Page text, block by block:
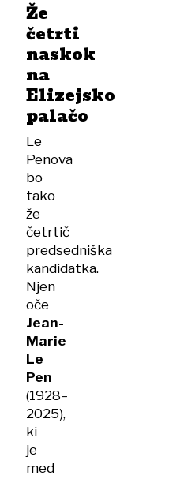
predsedniške
kandidature,
…
Že
četrti
naskok
na
Elizejsko
palačo
Le
Penova
bo
tako
že
četrtič
predsedniška
kandidatka.
Njen
oče
Jean-
Marie
Le
Pen
(1928–
2025),
ki
je
med